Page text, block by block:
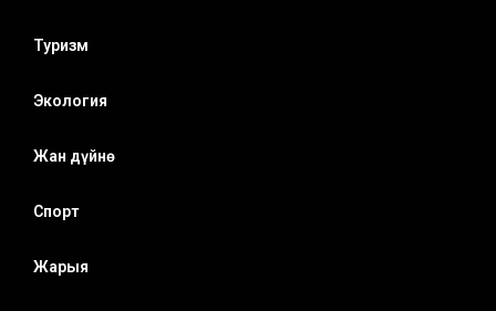
Туризм
Экология
Жан дүйнө
Спорт
Жарыя